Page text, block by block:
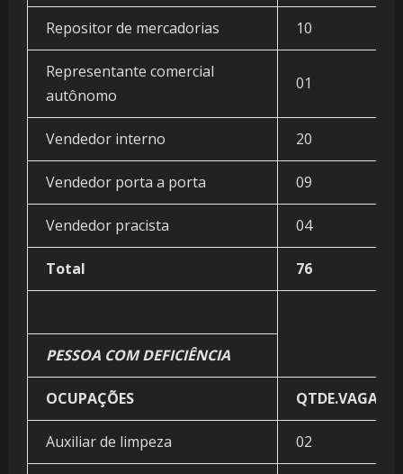
Repositor de mercadorias 10
Representante comercial
autônomo
01
Vendedor interno 20
Vendedor porta a porta 09
Vendedor pracista 04
Total 76
PESSOA COM DEFICIÊNCIA
OCUPAÇÕES QTDE.VAGAS
Auxiliar de limpeza 02